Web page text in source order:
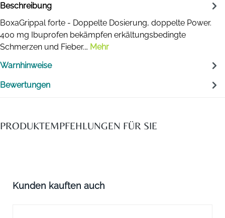
Beschreibung
BoxaGrippal forte - Doppelte Dosierung, doppelte Power.
400 mg Ibuprofen bekämpfen erkältungsbedingte
Schmerzen und Fieber.… Mehr
Warnhinweise
Bewertungen
PRODUKTEMPFEHLUNGEN FÜR SIE
Produktgalerie überspringen
Kunden kauften auch